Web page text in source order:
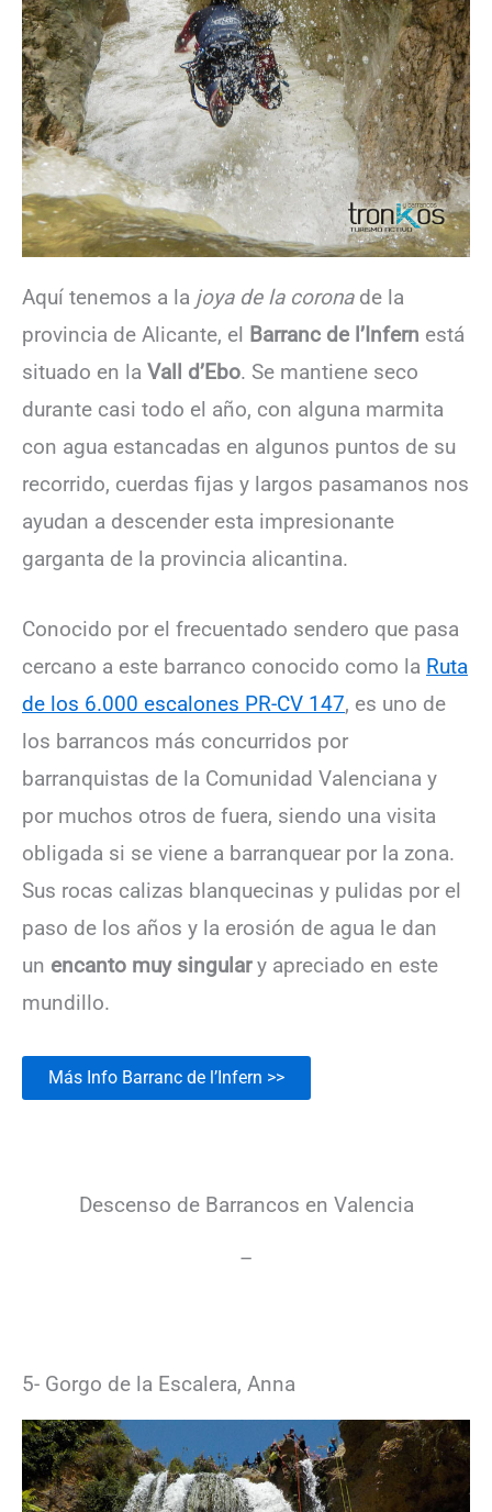
Aquí tenemos a la joya de la coronade la
provincia de Alicante, el Barranc de l’Infern está
situado en la Vall d’Ebo. Se mantiene seco
durante casi todo el año, con alguna marmita
con agua estancadas en algunos puntos de su
recorrido, cuerdas fijas y largos pasamanos nos
ayudan a descender esta impresionante
garganta de la provincia alicantina.
Conocido por el frecuentado sendero que pasa
cercano a este barranco conocido como la Ruta
de los 6.000 escalones PR-CV 147, es uno de
los barrancos más concurridos por
barranquistas de la Comunidad Valenciana y
por muchos otros de fuera, siendo una visita
obligada si se viene a barranquear por la zona.
Sus rocas calizas blanquecinas y pulidas por el
paso de los años y la erosión de agua le dan
un encanto muy singulary apreciado en este
mundillo.
Más Info Barranc de l’Infern >>
Descenso de Barrancos en Valencia
–
5- Gorgo de la Escalera, Anna